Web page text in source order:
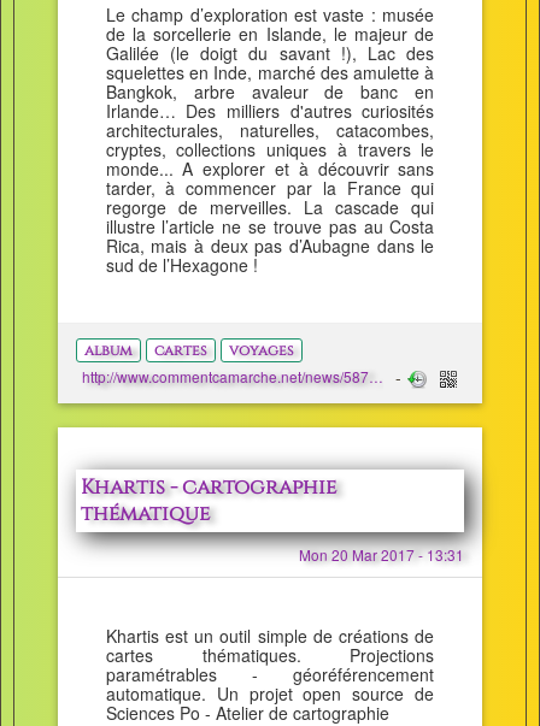
Le champ d’exploration est vaste : musée
de la sorcellerie en Islande, le majeur de
Galilée (le doigt du savant !), Lac des
squelettes en Inde, marché des amulette à
Bangkok, arbre avaleur de banc en
Irlande… Des milliers d'autres curiosités
architecturales, naturelles, catacombes,
cryptes, collections uniques à travers le
monde... A explorer et à découvrir sans
tarder, à commencer par la France qui
regorge de merveilles. La cascade qui
illustre l’article ne se trouve pas au Costa
Rica, mais à deux pas d’Aubagne dans le
sud de l’Hexagone !
album cartes voyages
http://www.commentcamarche.net/news/5870636-l-atlas-des-merveilles-du-monde
Khartis - cartographie
thématique
Mon 20 Mar 2017 - 13:31
Khartis est un outil simple de créations de
cartes thématiques. Projections
paramétrables - géoréférencement
automatique. Un projet open source de
Sciences Po - Atelier de cartographie